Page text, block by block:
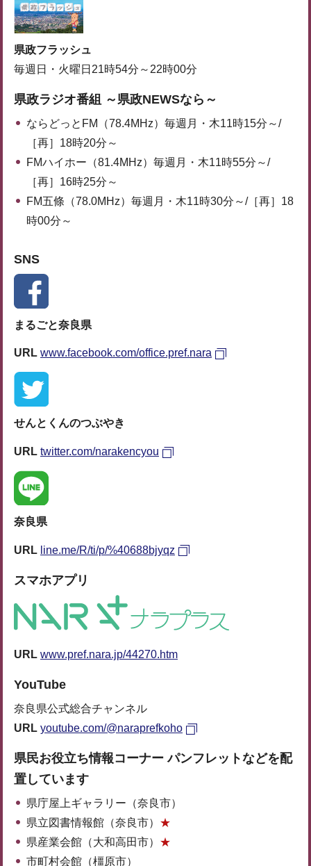
県政フラッシュ
毎週日・火曜日21時54分～22時00分
県政ラジオ番組 ～県政NEWSなら～
ならどっとFM（78.4MHz）毎週月・木11時15分～/
［再］18時20分～
FMハイホー（81.4MHz）毎週月・木11時55分～/
［再］16時25分～
FM五條（78.0MHz）毎週月・木11時30分～/［再］18
時00分～
SNS
まるごと奈良県
URL www.facebook.com/office.pref.nara
せんとくんのつぶやき
URL twitter.com/narakencyou
奈良県
URL line.me/R/ti/p/%40688bjyqz
スマホアプリ
URL www.pref.nara.jp/44270.htm
YouTube
奈良県公式総合チャンネル
URL youtube.com/@naraprefkoho
県民お役立ち情報コーナー パンフレットなどを配
置しています
県庁屋上ギャラリー（奈良市）
県立図書情報館（奈良市） ★
県産業会館（大和高田市） ★
市町村会館（橿原市）